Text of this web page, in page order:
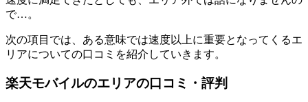
で…。
次の項目では、ある意味では速度以上に重要となってくるエ
リアについての口コミを紹介していきます。
楽天モバイルのエリアの口コミ・評判